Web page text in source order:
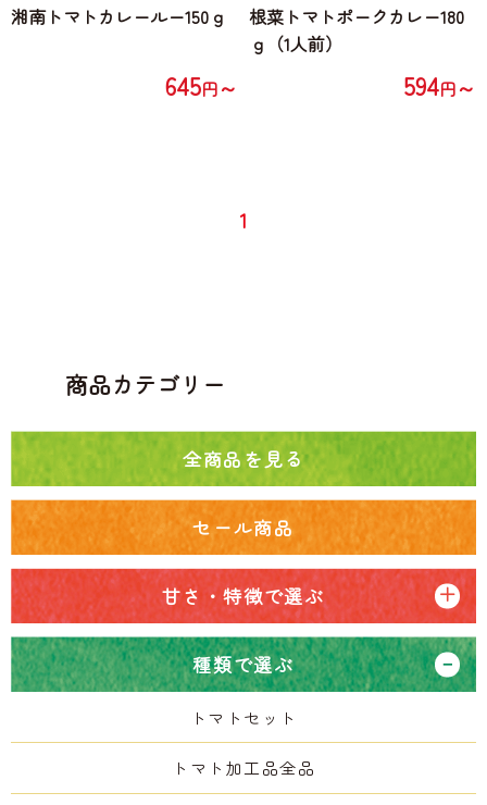
湘南トマトカレールー150ｇ
645円～
根菜トマトポークカレー180
ｇ（1人前）
594円～
1
商品カテゴリー
全商品を見る
セール商品
甘さ・特徴で選ぶ
種類で選ぶ
トマトセット
トマト加工品全品